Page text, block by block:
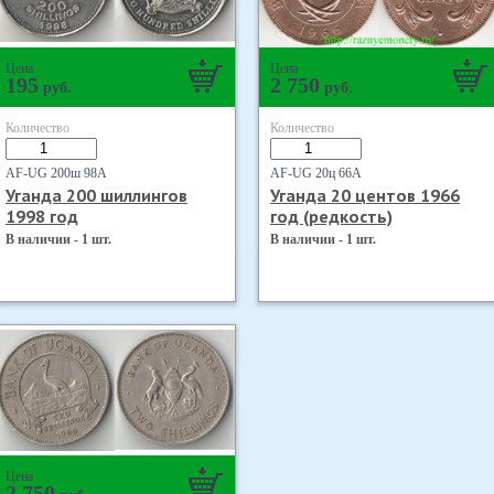
Цена
195 руб.
Количество
AF-UG 200ш 98А
Уганда 200 шиллингов
1998 год
В наличии - 1 шт.
Цена
2 750 руб.
Количество
AF-UG 20ц 66А
Уганда 20 центов 1966
год (редкость)
В наличии - 1 шт.
Цена